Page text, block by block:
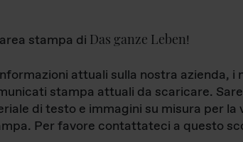
stampa di Das ganze Leben!
attuali sulla nostra azienda, i
stampa attuali da scaricare.
di testo e immagini su misura per la
Per favore contattateci a questo